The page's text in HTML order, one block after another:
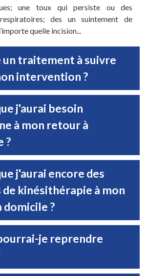
une toux qui persiste ou des
des un suintement de
quelle incision...
un traitement à suivre
intervention ?
j'aurai besoin
à mon retour à
?
j'aurai encore des
de kinésithérapie à mon
domicile ?
je reprendre